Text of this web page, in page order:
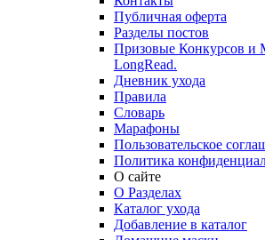
Публичная оферта
Разделы постов
Призовые Конкурсов и
LongRead.
Дневник ухода
Правила
Словарь
Марафоны
Пользовательское
Политика
О сайте
О Разделах
Каталог ухода
Добавление в каталог